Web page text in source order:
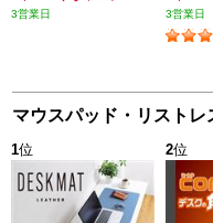
3営業日
3営業日
マウスパッド・リスト
1位 2位